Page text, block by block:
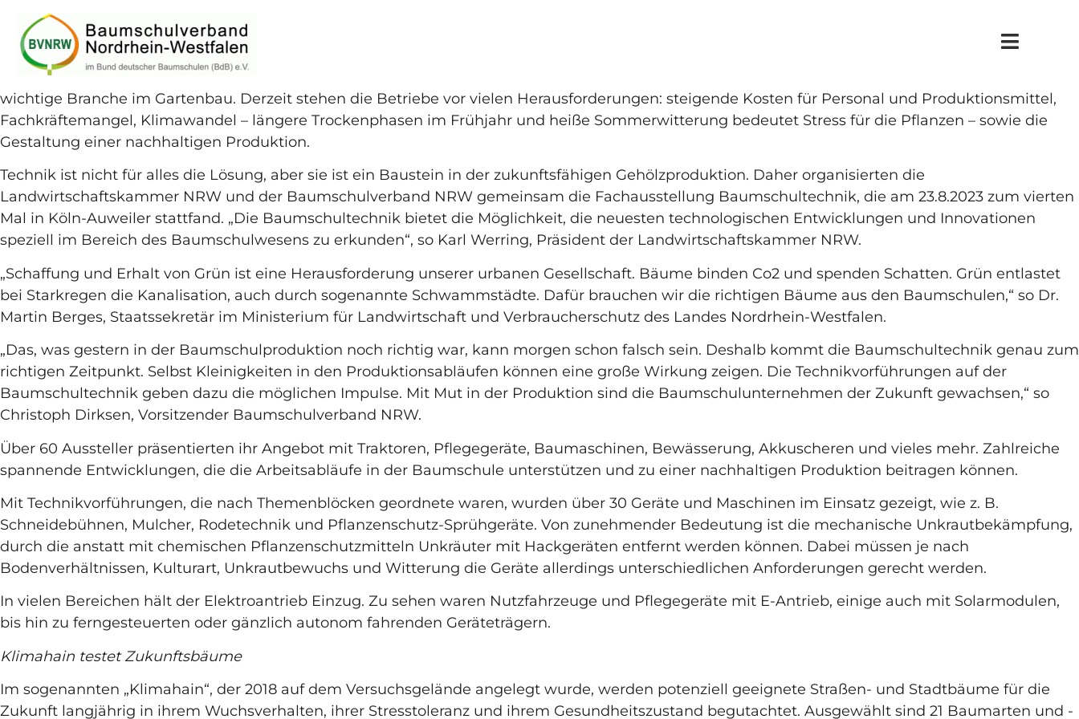
Die Baumschulen leisten mit dem Anbau von Bäumen und Sträuchern einen wichtigen Beitrag für die urbane Gesellschaft und sind somit eine
wichtige Branche im Gartenbau. Derzeit stehen die Betriebe vor vielen Herausforderungen: steigende Kosten für Personal und Produktionsmittel,
Fachkräftemangel, Klimawandel – längere Trockenphasen im Frühjahr und heiße Sommerwitterung bedeutet Stress für die Pflanzen – sowie die
Gestaltung einer nachhaltigen Produktion.
Technik ist nicht für alles die Lösung, aber sie ist ein Baustein in der zukunftsfähigen Gehölzproduktion. Daher organisierten die
Landwirtschaftskammer NRW und der Baumschulverband NRW gemeinsam die Fachausstellung Baumschultechnik, die am 23.8.2023 zum vierten
Mal in Köln-Auweiler stattfand. „Die Baumschultechnik bietet die Möglichkeit, die neuesten technologischen Entwicklungen und Innovationen
speziell im Bereich des Baumschulwesens zu erkunden“, so Karl Werring, Präsident der Landwirtschaftskammer NRW.
„Schaffung und Erhalt von Grün ist eine Herausforderung unserer urbanen Gesellschaft. Bäume binden Co2 und spenden Schatten. Grün entlastet
bei Starkregen die Kanalisation, auch durch sogenannte Schwammstädte. Dafür brauchen wir die richtigen Bäume aus den Baumschulen,“ so Dr.
Martin Berges, Staatssekretär im Ministerium für Landwirtschaft und Verbraucherschutz des Landes Nordrhein-Westfalen.
„Das, was gestern in der Baumschulproduktion noch richtig war, kann morgen schon falsch sein. Deshalb kommt die Baumschultechnik genau zum
richtigen Zeitpunkt. Selbst Kleinigkeiten in den Produktionsabläufen können eine große Wirkung zeigen. Die Technikvorführungen auf der
Baumschultechnik geben dazu die möglichen Impulse. Mit Mut in der Produktion sind die Baumschulunternehmen der Zukunft gewachsen,“ so
Christoph Dirksen, Vorsitzender Baumschulverband NRW.
Über 60 Aussteller präsentierten ihr Angebot mit Traktoren, Pflegegeräte, Baumaschinen, Bewässerung, Akkuscheren und vieles mehr. Zahlreiche
spannende Entwicklungen, die die Arbeitsabläufe in der Baumschule unterstützen und zu einer nachhaltigen Produktion beitragen können.
Mit Technikvorführungen, die nach Themenblöcken geordnete waren, wurden über 30 Geräte und Maschinen im Einsatz gezeigt, wie z. B.
Schneidebühnen, Mulcher, Rodetechnik und Pflanzenschutz-Sprühgeräte. Von zunehmender Bedeutung ist die mechanische Unkrautbekämpfung,
durch die anstatt mit chemischen Pflanzenschutzmitteln Unkräuter mit Hackgeräten entfernt werden können. Dabei müssen je nach
Bodenverhältnissen, Kulturart, Unkrautbewuchs und Witterung die Geräte allerdings unterschiedlichen Anforderungen gerecht werden.
In vielen Bereichen hält der Elektroantrieb Einzug. Zu sehen waren Nutzfahrzeuge und Pflegegeräte mit E-Antrieb, einige auch mit Solarmodulen,
bis hin zu ferngesteuerten oder gänzlich autonom fahrenden Geräteträgern.
Klimahain testet Zukunftsbäume
Im sogenannten „Klimahain“, der 2018 auf dem Versuchsgelände angelegt wurde, werden potenziell geeignete Straßen- und Stadtbäume für die
Zukunft langjährig in ihrem Wuchsverhalten, ihrer Stresstoleranz und ihrem Gesundheitszustand begutachtet. Ausgewählt sind 21 Baumarten und -